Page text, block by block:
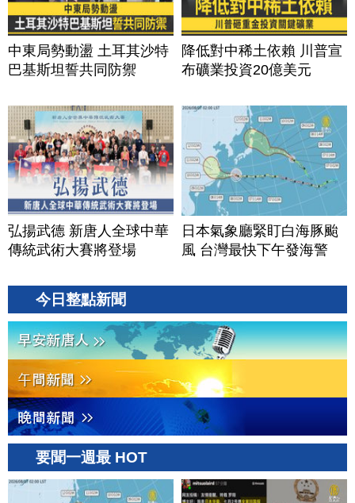
中東局勢動盪 土耳其沙特
巴基斯坦誓共同防禦
降低對中稀土依賴 川普宣
布礦業投資20億美元
弘揚武德 新唐人全球中華
傳統武術大賽將登場
日本氣象廳緊盯白海豚颱
風 台灣最快下午發海警
今日整點新聞
要聞一週最 HOT